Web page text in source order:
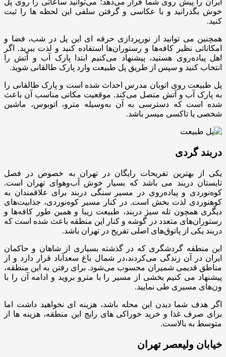
ایران را پیش روی شما قرار می‌دهد؛ می‌توانید ساعاتی را روی پل
خوش بگذرانید و با عکاسی و گرفتن سلفی این لحظه ها را ثبت
کنید.
همچنین می توانید از نورپردازی حرفه ای این پل در شب، فضا و
امکاناتی نظیر کافه‌ها و رستوران‌ها استفاده کنید و لذت ببرید. اگر
اهل پیاده‌روی هستید، پیشنهاد می‌کنیم ابتدا پارک آب و آتش را
انتخاب کنید و سپس از طریق پل طبیعت وارد پارک طالقانی شوید.
پل طبیعت روی اتوبان مدرس احداث شده است و پارک طالقانی را
به پارک آب و آتش متصل می‌کند. موقعیت مکانی مناسب آن باعث
شده است که دسترسی به آن به‌وسیله مترو، اتوبوس، ماشین
شخصی یا تاکسی میسر باشد.
دربند گردی
یکی از بهترین‌ تفریحات رایگان در تهران به خصوص در فصل
تابستان دربند می باشد که بسیار خوش آب‌وهوای تهران است.
کوه‌نوردی و پیاده‌روی در مسیر سنگی دربند برای علاقمندان به
کوهنوردی لذت بخش است. در کنار مسیر کوه‌نوردی، جذابیت‌های
دیگری همچون تله سیژ دربند، طبیعت زیبا و همین طور کافه‌ها و
رستوران‌های متعدد در گوشه و کنار این منطقه باعث شده است که
دربند یکی از پاتوق‌های اصلی تفریح در تهران باشد.
این منطقه گردشگری که در گذشته بسیاری از شاهان و حاکمان
ایران در آن زندگی می‌کردند،در شمال باغ سعدآباد قرار دارد و از
مناطق قدیمی شمیران محسوب می‌شود. برای رفتن به این منطقه،
پیشنهاد می کنیم بخشی از مسیر را با مترو بروید و ادامه آن را با
ون‌های مسیری طی نمایید.
اگر هدف شما دیدن این محله باشد، هزینه ای نخواهید داشت اما
برای صرف غذا و خرید خوراکی های رایج این منطقه، هزینه ها از
متوسط به بالاست.
خیابان ولیعصر تهران